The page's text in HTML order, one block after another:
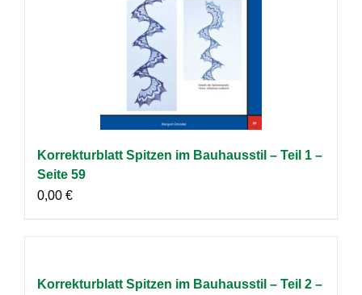
Korrekturblatt Spitzen im Bauhausstil – Teil 1 –
Seite 59
0,00 €
Korrekturblatt Spitzen im Bauhausstil – Teil 2 –